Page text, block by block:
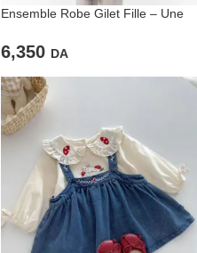
Ensemble Robe Gilet Fille – Une
6,350 DA